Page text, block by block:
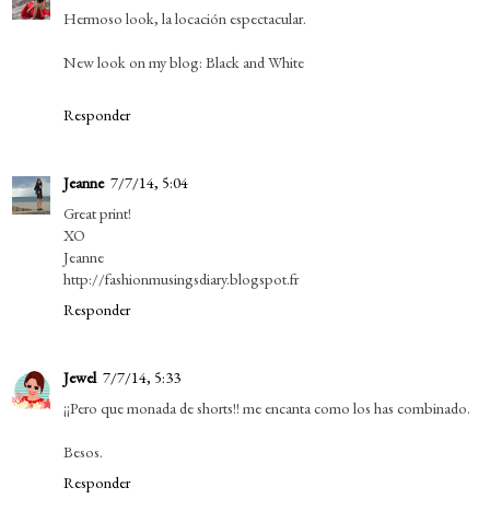
Hermoso look, la locación espectacular.
New look on my blog: Black and White
Responder
Jeanne 7/7/14, 5:04
Great print!
XO
Jeanne
http://fashionmusingsdiary.blogspot.fr
Responder
Jewel 7/7/14, 5:33
¡¡Pero que monada de shorts!! me encanta como los has combinado.
Besos.
Responder